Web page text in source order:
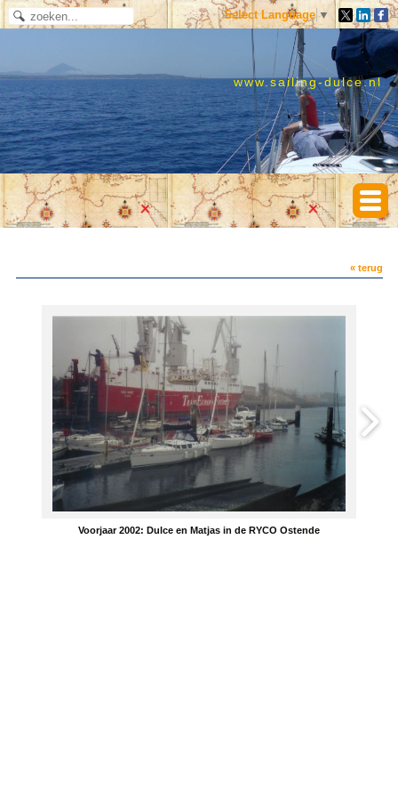
Select Language ▼
www.sailing-dulce.nl
« terug
Voorjaar 2002: Dulce en Matjas in de RYCO Ostende